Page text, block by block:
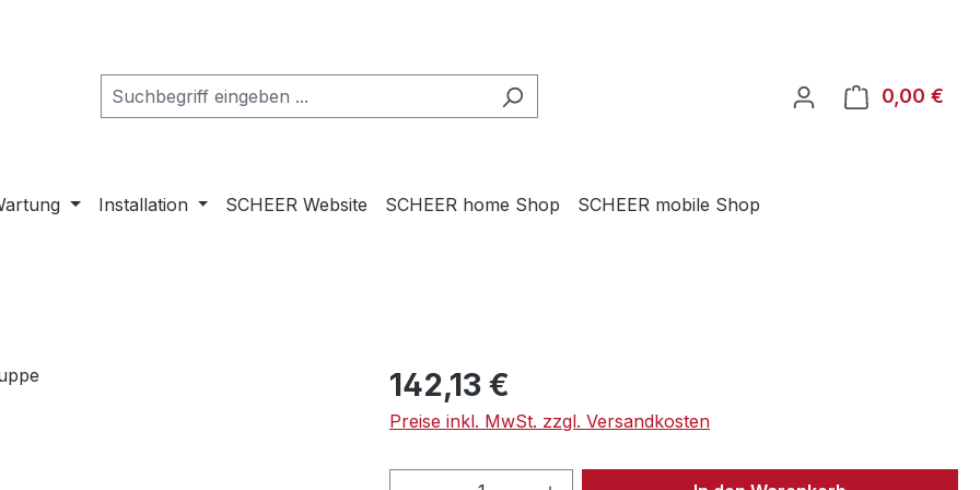
0,00 €
Installation SCHEER Website SCHEER home Shop SCHEER mobile Shop
Regulärer Preis:
142,13 €
Preise inkl. MwSt. zzgl. Versandkosten